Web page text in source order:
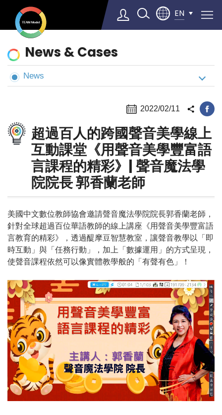
EN
▼
News
&
Cases
News & Cases
News
2022/02/11
超過百人的跨國聲音美學線上
互動課堂《用聲音美學豐富語
言課程的精彩》| 聲音魔法學
院院長 郭香蘭老師
美國中文數位教師協會邀請聲音魔法學院院長郭香蘭老師，
針對全球超過百位華語教師的線上講座《用聲音美學豐富語
言教育的精彩》，透過醍摩豆智慧教室，讓聲音教學以「即
時互動」與「任務行動」，加上「數據運用」的方式呈現，
使聲音課程依然可以像實體教學般的「有聲有色」！